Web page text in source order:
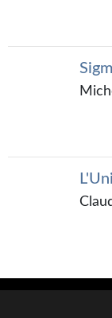
Étoiles vives
Romans et
Une Heure-